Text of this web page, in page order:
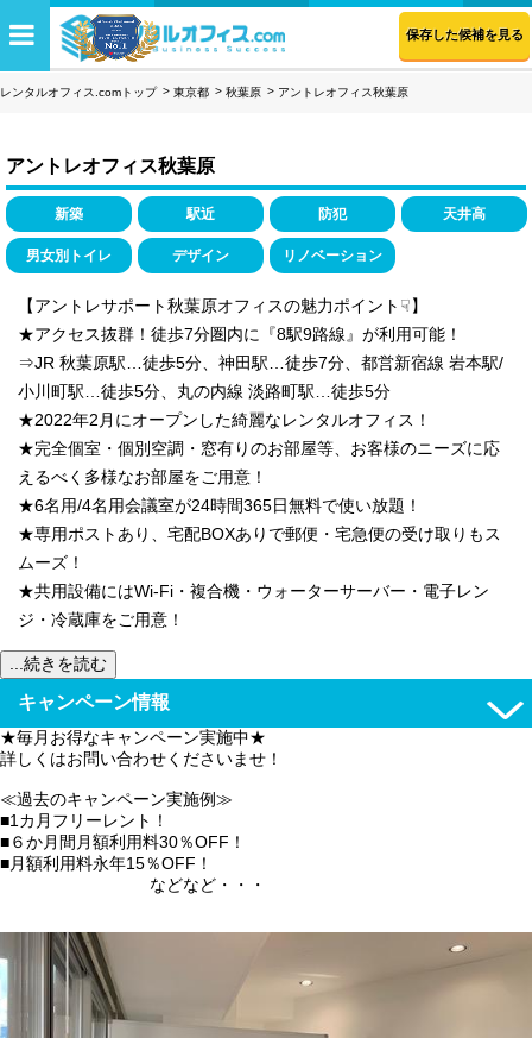
保存した候補を見る
レンタルオフィス.comトップ 東京都 秋葉原 アントレオフィス秋葉原
アントレオフィス秋葉原
新築 駅近 防犯 天井高
男女別トイレ デザイン リノベーション
【アントレサポート秋葉原オフィスの魅力ポイント☟】
★アクセス抜群！徒歩7分圏内に『8駅9路線』が利用可能！
⇒JR 秋葉原駅…徒歩5分、神田駅…徒歩7分、都営新宿線 岩本駅/
小川町駅…徒歩5分、丸の内線 淡路町駅…徒歩5分
★2022年2月にオープンした綺麗なレンタルオフィス！
★完全個室・個別空調・窓有りのお部屋等、お客様のニーズに応
えるべく多様なお部屋をご用意！
★6名用/4名用会議室が24時間365日無料で使い放題！
★専用ポストあり、宅配BOXありで郵便・宅急便の受け取りもス
ムーズ！
★共用設備にはWi-Fi・複合機・ウォーターサーバー・電子レン
ジ・冷蔵庫をご用意！
...続きを読む
キャンペーン情報
★毎月お得なキャンペーン実施中★
詳しくはお問い合わせくださいませ！
≪過去のキャンペーン実施例≫
■1カ月フリーレント！
■６か月間月額利用料30％OFF！
■月額利用料永年15％OFF！
などなど・・・